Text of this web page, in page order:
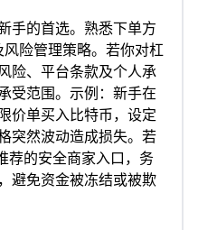
手的首选。熟悉下单方
险管理策略。若你对杠
险、平台条款及个人承
受范围。示例：新手在
价单买入比特币，设定
突然波动造成损失。若
荐的安全商家入口，务
避免资金被冻结或被欺